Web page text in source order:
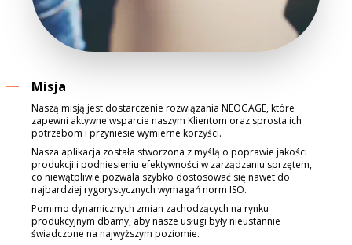
Misja
Naszą misją jest dostarczenie rozwiązania NEOGAGE, które
zapewni aktywne wsparcie naszym Klientom oraz sprosta ich
potrzebom i przyniesie wymierne korzyści.
Nasza aplikacja została stworzona z myślą o poprawie jakości
produkcji i podniesieniu efektywności w zarządzaniu sprzętem,
co niewątpliwie pozwala szybko dostosować się nawet do
najbardziej rygorystycznych wymagań norm ISO.
Pomimo dynamicznych zmian zachodzących na rynku
produkcyjnym dbamy, aby nasze usługi były nieustannie
świadczone na najwyższym poziomie.